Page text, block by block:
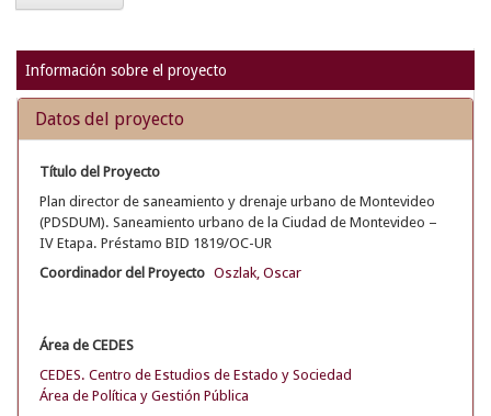
Información sobre el proyecto
Datos del proyecto
Título del Proyecto
Plan director de saneamiento y drenaje urbano de Montevideo
(PDSDUM). Saneamiento urbano de la Ciudad de Montevideo –
IV Etapa. Préstamo BID 1819/OC-UR
Coordinador del Proyecto Oszlak, Oscar
Área de CEDES
CEDES. Centro de Estudios de Estado y Sociedad
Área de Política y Gestión Pública